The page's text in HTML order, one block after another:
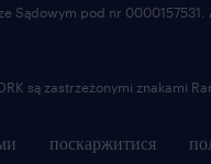
поскаржитися
Sądowym pod nr
są zastrzeżonymi znakami